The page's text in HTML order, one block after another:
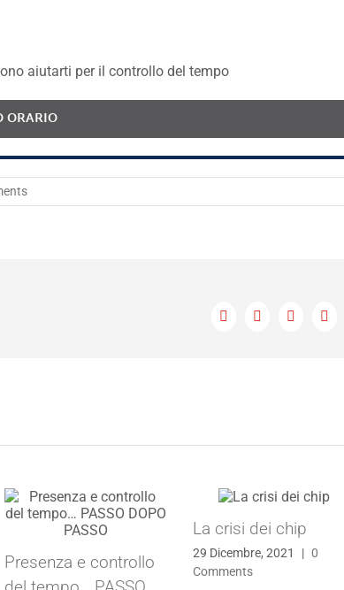
aiutarti per il controllo del tempo
ORARIO
Facebook
X LinkedIn
Presenza e controllo
La crisi dei chip
29 Dicembre, 2021 | 0
Comments